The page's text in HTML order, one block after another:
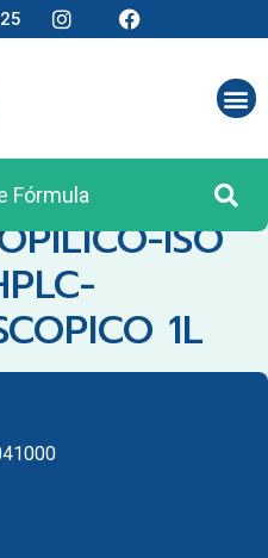
ANALÍTICOS
ISO
1L